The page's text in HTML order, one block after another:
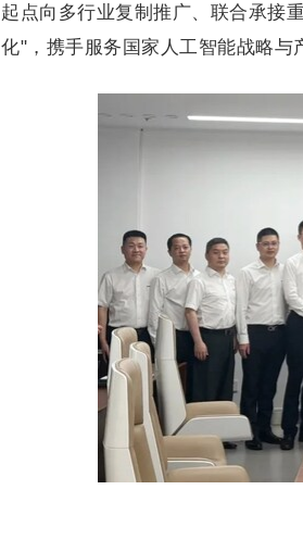
起点向多行业复制推广、联合承接
化"，携手服务国家人工智能战略与